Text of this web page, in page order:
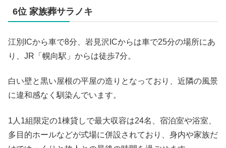
6位 家族葬サラノキ
江別ICから車で8分、岩見沢ICからは車で25分の場所にあ
り、JR「幌向駅」からは徒歩7分。
白い壁と黒い屋根の平屋の造りとなっており、近隣の風景
に違和感なく馴染んでいます。
1人1組限定の1棟貸しで最大収容は24名、宿泊室や浴室、
多目的ホールなどが式場に併設されており、身内や家族だ